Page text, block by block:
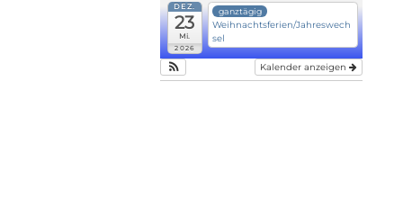
DEZ.
23
Mi.
2026
ganztägig
Weihnachtsferien/Jahreswech
sel
Kalender anzeigen